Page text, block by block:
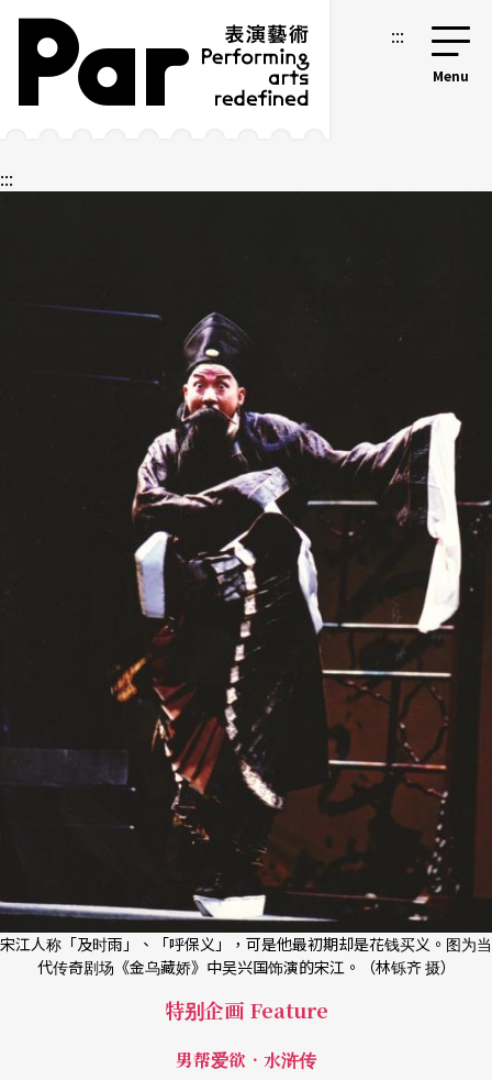
跳到主要内容区块
网站导览 :::
:::
宋江人称「及时雨」、「呼保义」，可是他最初期却是花钱买义。图为当
代传奇剧场《金乌藏娇》中吴兴国饰演的宋江。（林铄齐 摄）
特别企画 Feature
男帮爱欲．水浒传